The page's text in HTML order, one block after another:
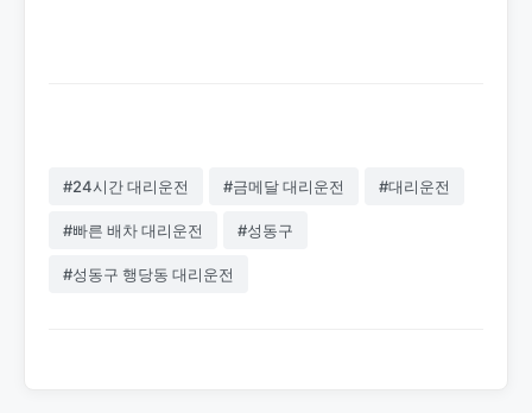
#24시간 대리운전 #금메달 대리운전 #대리운전
#빠른 배차 대리운전 #성동구
#성동구 행당동 대리운전